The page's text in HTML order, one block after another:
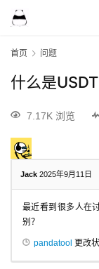
首页 问题
什么是
7.17K 浏览
Jack 2025年9月11日
最近看到很多人在
别？
pandatool 更改